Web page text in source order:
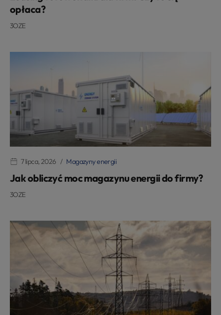
opłaca?
3OZE
7 lipca, 2026 Magazyny energii
Jak obliczyć moc magazynu energii do firmy?
3OZE